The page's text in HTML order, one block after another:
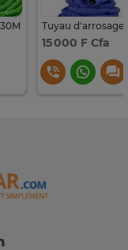
15 000 F Cfa